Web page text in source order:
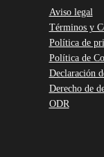
Aviso legal
Términos y
Política de
Política de
Declaración
Derecho de
ODR